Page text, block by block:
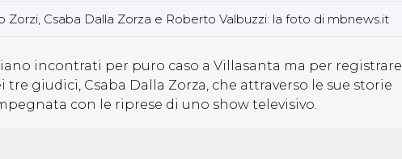
Csaba Dalla Zorza e Roberto Valbuzzi: la foto di mbnews.it
incontrati per puro caso a Villasanta ma per registrare
tre giudici, Csaba Dalla Zorza, che attraverso le sue storie
con le riprese di uno show televisivo.